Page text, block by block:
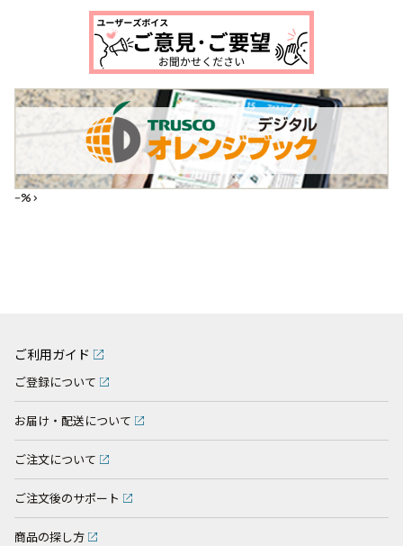
--%>
ご利用ガイド
ご登録について
お届け・配送について
ご注文について
ご注文後のサポート
商品の探し方